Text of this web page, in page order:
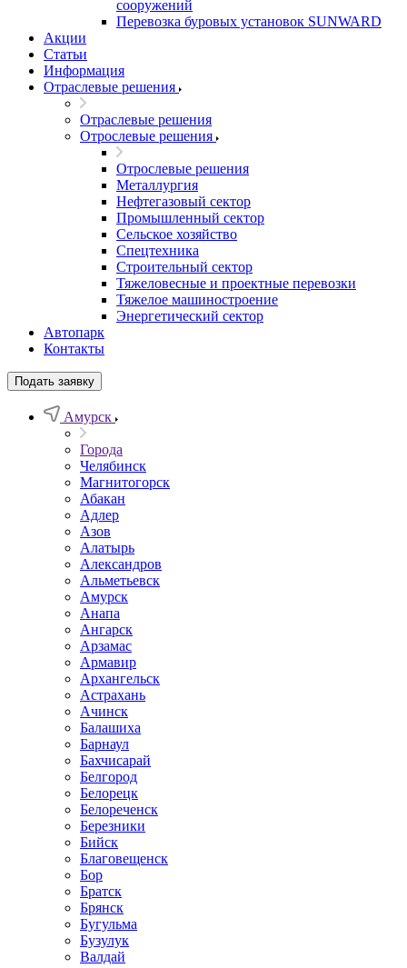
сооружений
Перевозка буровых установок SUNWARD
Акции
Статьи
Информация
Отраслевые решения
Отраслевые решения
Отрослевые решения
Отрослевые решения
Металлургия
Нефтегазовый сектор
Промышленный сектор
Сельское хозяйство
Спецтехника
Строительный сектор
Тяжеловесные и проектные перевозки
Тяжелое машиностроение
Энергетический сектор
Автопарк
Контакты
Подать заявку
Амурск
Города
Челябинск
Магнитогорск
Абакан
Адлер
Азов
Алатырь
Александров
Альметьевск
Амурск
Анапа
Ангарск
Арзамас
Армавир
Архангельск
Астрахань
Ачинск
Балашиха
Барнаул
Бахчисарай
Белгород
Белорецк
Белореченск
Березники
Бийск
Благовещенск
Бор
Братск
Брянск
Бугульма
Бузулук
Валдай